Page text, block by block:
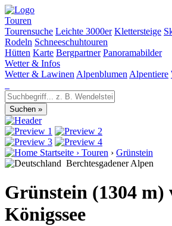
Touren
Tourensuche Leichte 3000er Klettersteige
Rodeln Schneeschuhtouren
Hütten Karte Bergpartner Panoramabilder
Wetter & Infos
Wetter & Lawinen Alpenblumen Alpentiere
Startseite › Touren › Grünstein
Berchtesgadener Alpen
Grünstein (1304 m)
Königssee